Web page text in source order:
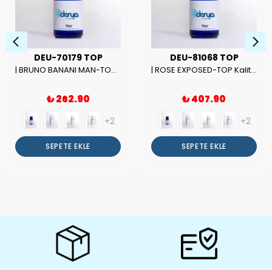
DEU-70179 TOP
| BRUNO BANANI MAN-TOP Kalite Erkek Parfüm Esansı.|
₺ 262.90
+2
SEPETE EKLE
DEU-81068 TOP
| ROSE EXPOSED-TOP Kalite Unısex Parfüm Esansı.|
₺ 407.90
+2
SEPETE EKLE